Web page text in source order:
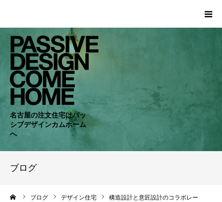
名古屋の注文住宅はパッ
シブデザインカムホーム
へ
ブログ
ブログ デザイン住宅
構造設計と意匠設計のコラボレー
HOME
WORKS
COMPANY
CONCEPT